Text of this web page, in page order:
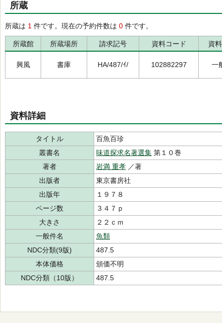
所蔵
所蔵は 1 件です。現在の予約件数は 0 件です。
所蔵館 所蔵場所 請求記号 資料コード 資
興風 書庫 HA/487/ｲ/ 102882297 一
資料詳細
タイトル
百魚百珍
叢書名
味道探求名著選集 第１０巻
著者
岩満 重孝 ／著
出版者
東京書房社
出版年
１９７８
ページ数
３４７ｐ
大きさ
２２ｃｍ
一般件名
魚類
NDC分類(9版)
487.5
本体価格
頒価不明
NDC分類（10版）
487.5